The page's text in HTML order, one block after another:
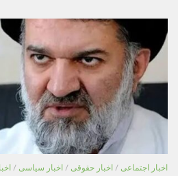
اخبار اجتماعی / اخبار حقوقی / اخبار سیاسی /